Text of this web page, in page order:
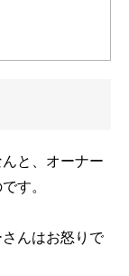
と、オーナー
す。
んはお怒りで